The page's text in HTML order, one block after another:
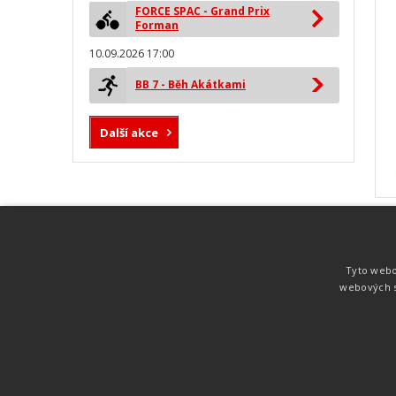
FORCE SPAC - Grand Prix
Forman
10.09.2026 17:00
BB 7 - Běh Akátkami
Další akce
technologie od společnosti MYLAPS. Tato
technologie je používána na olympijských
. Publikování a šíření obsahu je bez
Tyto
webových